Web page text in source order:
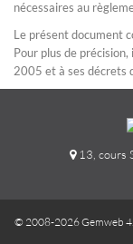
nécessaires au
Le présent document
Pour plus de
2005 et à ses décrets
13, cours
© 2008-2026 Gemweb